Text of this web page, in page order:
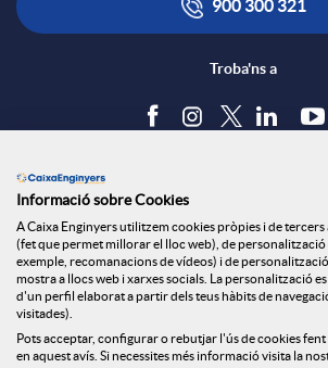
e
s
S
o
i
c
i
ó
a
l
900 300 321
Troba'ns a
Política de cookies
Avís legal
Seguretat Online
Canal denúncies
Informació sobre Cookies
A Caixa Enginyers utilitzem cookies pròpies i de
(fet que permet millorar el lloc web), de
exemple, recomanacions de vídeos) i de
mostra a llocs web i xarxes socials. La personalització
d'un perfil elaborat a partir dels teus hàbits de
visitades).
Pots acceptar, configurar o rebutjar l'ús de cookies
en aquest avís. Si necessites més informació visita la